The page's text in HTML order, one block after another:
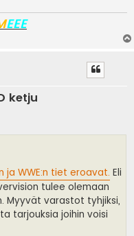
EEE
ketju
ja WWE:n tiet eroavat. Eli
tulee olemaan
Myyvät varastot tyhjiksi,
tarjouksia joihin voisi